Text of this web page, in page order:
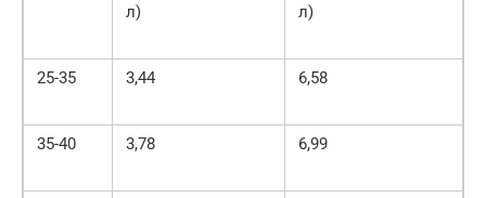
л)
л)
25-35 3,44 6,58
35-40 3,78 6,99